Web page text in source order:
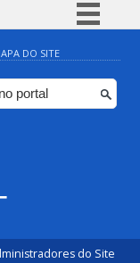
BR
Canais
DO SITE
do Site